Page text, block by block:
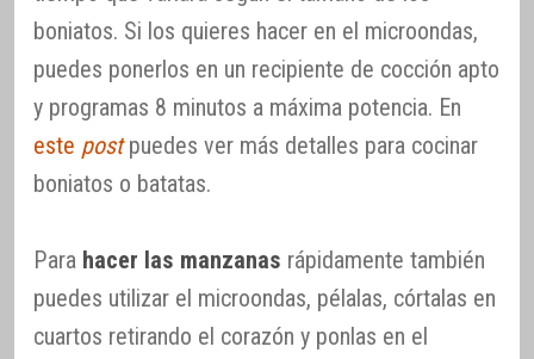
boniatos. Si los quieres hacer en el microondas,
puedes ponerlos en un recipiente de cocción apto
y programas 8 minutos a máxima potencia. En
este postpuedes ver más detalles para cocinar
boniatos o batatas.
Para hacer las manzanas rápidamente también
puedes utilizar el microondas, pélalas, córtalas en
cuartos retirando el corazón y ponlas en el